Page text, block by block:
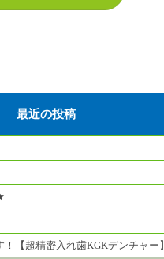
最近の投稿
【超精密入れ歯KGKデンチャー